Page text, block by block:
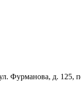
Фурманова, д. 125,